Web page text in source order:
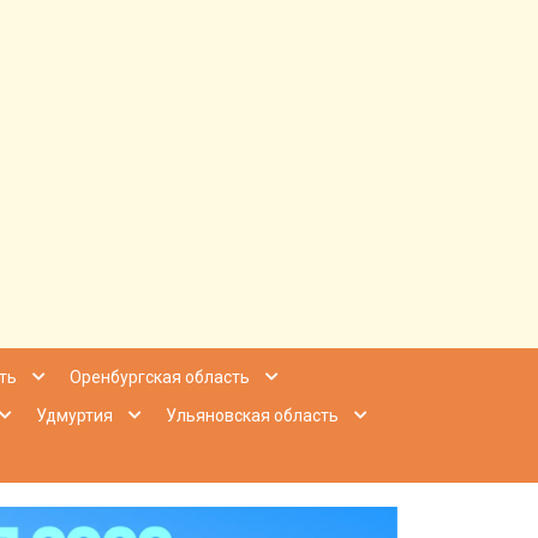
Приволжье
Оренбургская область
Удмуртия
Ульяновская область